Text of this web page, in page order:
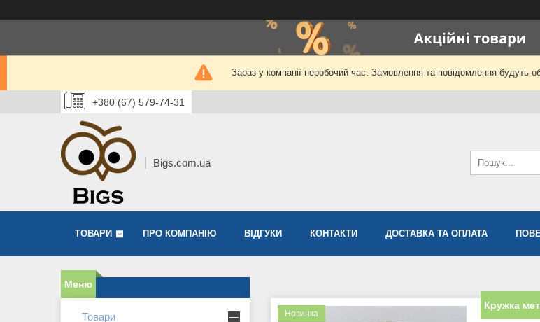
Зараз у компанії неробочий час. Замовлення та повідомлення будуть
+380 (67) 579-74-31
Bigs.com.ua
ТОВАРИ ПРО КОМПАНІЮ ВІДГУКИ КОНТАКТИ ДОСТАВКА ТА ОПЛАТА
Новинка
Кружка
Товари